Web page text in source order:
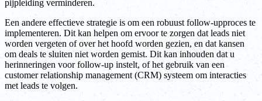
pijpleiding verminderen.
Een andere effectieve strategie is om een robuust follow-upproces te
implementeren. Dit kan helpen om ervoor te zorgen dat leads niet
worden vergeten of over het hoofd worden gezien, en dat kansen
om deals te sluiten niet worden gemist. Dit kan inhouden dat u
herinneringen voor follow-up instelt, of het gebruik van een
customer relationship management (CRM) systeem om interacties
met leads te volgen.